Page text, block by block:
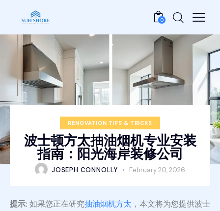
0
RENOVATION TIPS & TRICKS
波士顿方太抽油烟机专业安装
指南：阳光海岸装修公司
JOSEPH CONNOLLY February 20, 2026
提示: 如果您正在研究抽油烟机方太 ，本文将为您提供波士